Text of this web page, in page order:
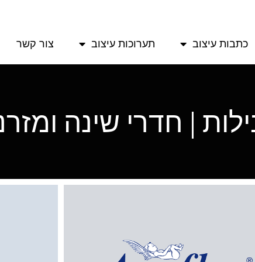
כתבות עיצוב תערוכות עיצוב צור קשר
| חדרי שינה